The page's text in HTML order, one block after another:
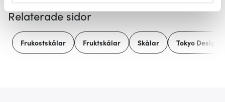
Vi använder cookies för att innehållet och annonserna
ska anpassas efter det som vi tror att du tycker om. Det
gör också att vi kan analysera vår trafik och göra
Relaterade sidor
Frukostskålar Fruktskålar Skålar Tokyo Design